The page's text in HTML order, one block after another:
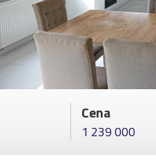
Cena
1 239 000